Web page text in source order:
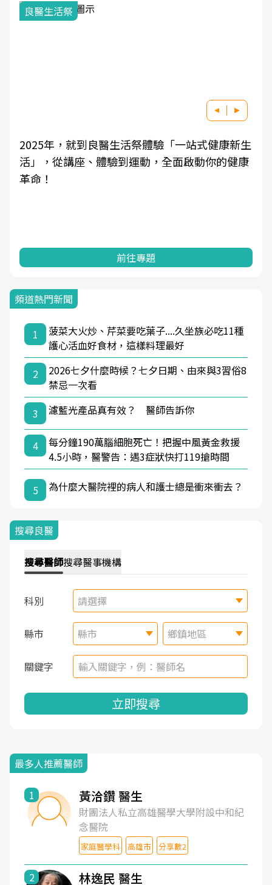
就到良醫生活祭體驗「一站式健康新生
講座、體驗到運動，全面啟動你的健康
良醫健康
學觀點與
頻道熱門新聞
1
菠菜大火炒、芹菜要吃葉子....久坐族必吃11種
護心活血好食材，這樣料理最好
2
2026七夕什麼時候？七夕日期、由來與3習俗8
禁忌一次看
3
濾藍光產品真有效？ 醫師告訴你
4
每分鐘190萬腦細胞死亡！把握中風黃金救援
4.5小時，醫警告：遇3症狀快打119搶時間
5 為什麼大醫院裡的病人和護士總是衝來衝去？
搜尋良醫
搜尋醫師搜尋醫事機構
科別 請選擇
縣市 縣市 鄉鎮地區
關鍵字
立即搜尋
最多人推薦醫師
1 黃洽鑽 醫生
財團法人私立高雄醫學大學附設中和紀
念醫院
家庭醫學科 高雄市 分享數2
2 林逸民 醫生